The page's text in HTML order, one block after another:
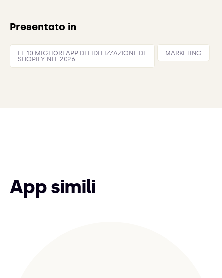
Presentato in
LE 10 MIGLIORI APP DI FIDELIZZAZIONE DI
SHOPIFY NEL 2026
MARKETING
App simili